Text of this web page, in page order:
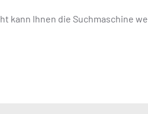
kann Ihnen die Suchmaschine